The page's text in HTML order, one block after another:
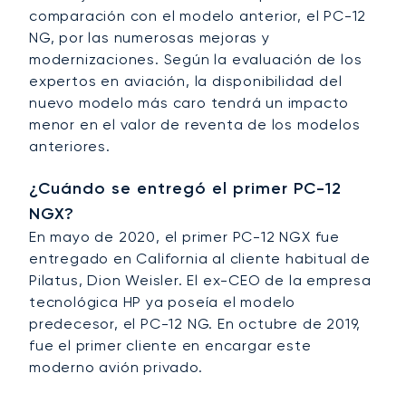
comparación con el modelo anterior, el PC-12
NG, por las numerosas mejoras y
modernizaciones. Según la evaluación de los
expertos en aviación, la disponibilidad del
nuevo modelo más caro tendrá un impacto
menor en el valor de reventa de los modelos
anteriores.
¿Cuándo se entregó el primer PC-12
NGX?
En mayo de 2020, el primer PC-12 NGX fue
entregado en California al cliente habitual de
Pilatus, Dion Weisler. El ex-CEO de la empresa
tecnológica HP ya poseía el modelo
predecesor, el PC-12 NG. En octubre de 2019,
fue el primer cliente en encargar este
moderno avión privado.